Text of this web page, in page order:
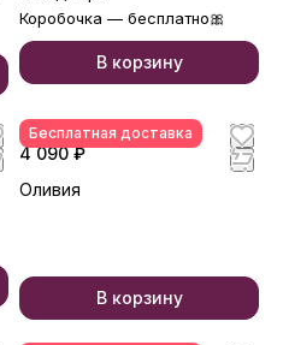
Коробочка — бесплатно🎀
В корзину
Бесплатная доставка
4 090 ₽
Оливия
В корзину